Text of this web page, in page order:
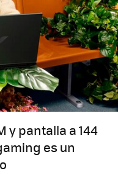
y pantalla a 144
es un